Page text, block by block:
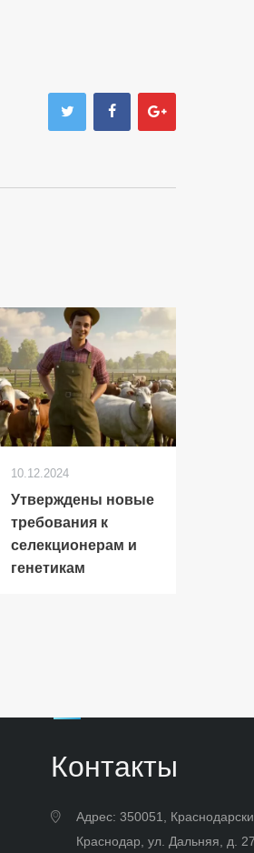
10.12.2024
Утверждены новые
требования к
селекционерам и
генетикам
Контакты
Адрес: 350051,
Краснодар, ул. Дальняя, д.